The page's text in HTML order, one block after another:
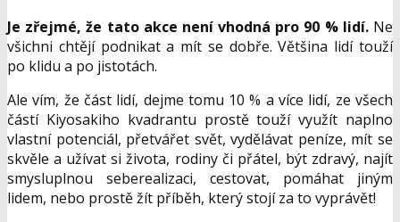
Je zřejmé, že tato akce není vhodná pro 90 % lidí. Ne
všichni chtějí podnikat a mít se dobře. Většina lidí touží
po klidu a po jistotách.
Ale vím, že část lidí, dejme tomu 10 % a více lidí, ze všech
částí Kiyosakiho kvadrantu prostě touží využít naplno
vlastní potenciál, přetvářet svět, vydělávat peníze, mít se
skvěle a užívat si života, rodiny či přátel, být zdravý, najít
smysluplnou seberealizaci, cestovat, pomáhat jiným
lidem, nebo prostě žít příběh, který stojí za to vyprávět!